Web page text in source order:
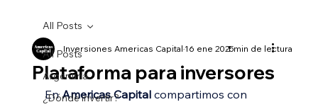
All Posts
Argentina
¿Dónde invertir?
All Posts
Plataforma para inversores
Inversiones Americas Capital16 ene 20251 min de lectura
En Americas Capital compartimos con